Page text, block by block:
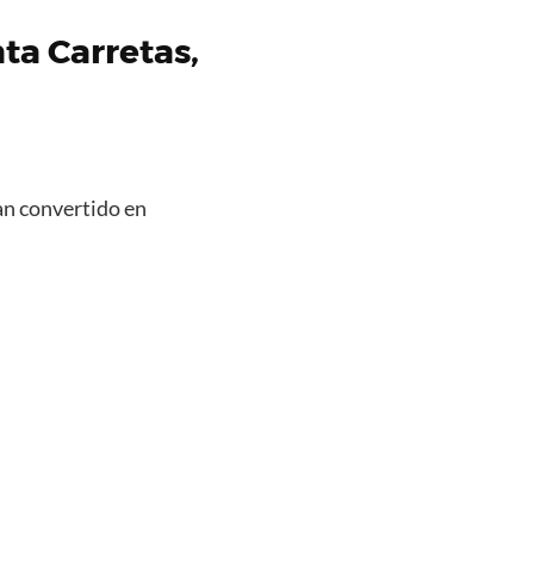
Carretas,
convertido en